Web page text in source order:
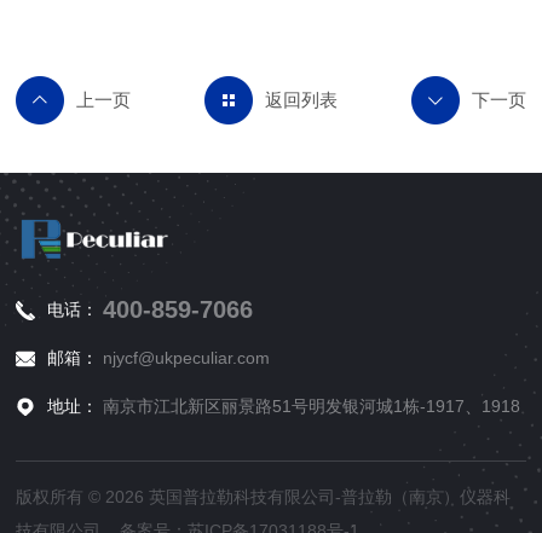
返回列表
电话： 400-859-7066
邮箱： njycf@ukpeculiar.com
地址： 南京市江北新区丽景路51号明发银河城1栋-1917、1918
版权所有 © 2026 英国普拉勒科技有限公司-普拉勒（南京）仪器科